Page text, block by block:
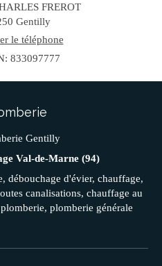
FREROT
Gentilly
le téléphone
833097777
Gentilly
Val-de-Marne (94)
débouchage d'évier, chauffage,
canalisations, chauffage au
plomberie générale